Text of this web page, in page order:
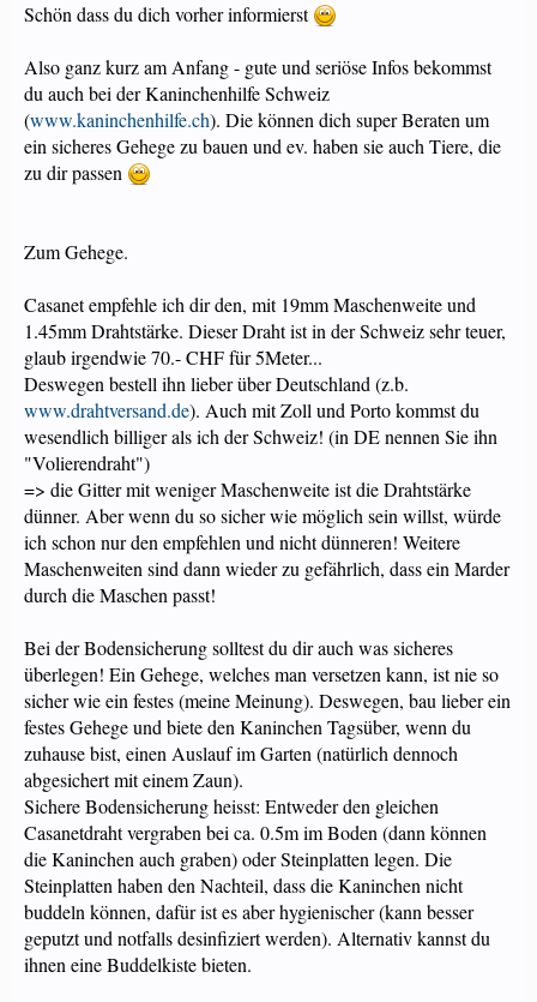
Schön dass du dich vorher informierst
Also ganz kurz am Anfang - gute und seriöse Infos bekommst
du auch bei der Kaninchenhilfe Schweiz
(www.kaninchenhilfe.ch). Die können dich super Beraten um
ein sicheres Gehege zu bauen und ev. haben sie auch Tiere, die
zu dir passen
Zum Gehege.
Casanet empfehle ich dir den, mit 19mm Maschenweite und
1.45mm Drahtstärke. Dieser Draht ist in der Schweiz sehr teuer,
glaub irgendwie 70.- CHF für 5Meter...
Deswegen bestell ihn lieber über Deutschland (z.b.
www.drahtversand.de). Auch mit Zoll und Porto kommst du
wesendlich billiger als ich der Schweiz! (in DE nennen Sie ihn
"Volierendraht")
=> die Gitter mit weniger Maschenweite ist die Drahtstärke
dünner. Aber wenn du so sicher wie möglich sein willst, würde
ich schon nur den empfehlen und nicht dünneren! Weitere
Maschenweiten sind dann wieder zu gefährlich, dass ein Marder
durch die Maschen passt!
Bei der Bodensicherung solltest du dir auch was sicheres
überlegen! Ein Gehege, welches man versetzen kann, ist nie so
sicher wie ein festes (meine Meinung). Deswegen, bau lieber ein
festes Gehege und biete den Kaninchen Tagsüber, wenn du
zuhause bist, einen Auslauf im Garten (natürlich dennoch
abgesichert mit einem Zaun).
Sichere Bodensicherung heisst: Entweder den gleichen
Casanetdraht vergraben bei ca. 0.5m im Boden (dann können
die Kaninchen auch graben) oder Steinplatten legen. Die
Steinplatten haben den Nachteil, dass die Kaninchen nicht
buddeln können, dafür ist es aber hygienischer (kann besser
geputzt und notfalls desinfiziert werden). Alternativ kannst du
ihnen eine Buddelkiste bieten.